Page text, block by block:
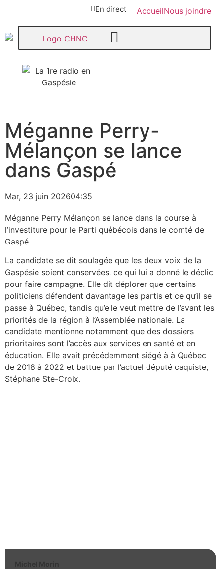
En direct AccueilNous joindre
Paspébiac
Méganne Perry-
Mélançon se lance
dans Gaspé
Michel Morin
Mar, 23 juin 202604:35
Méganne Perry Mélançon se lance dans la course à
l’investiture pour le Parti québécois dans le comté de
Gaspé.
La candidate se dit soulagée que les deux voix de la
Gaspésie soient conservées, ce qui lui a donné le déclic
pour faire campagne. Elle dit déplorer que certains
politiciens défendent davantage les partis et ce qu’il se
passe à Québec, tandis qu’elle veut mettre de l’avant les
priorités de la région à l’Assemblée nationale. La
candidate mentionne notamment que des dossiers
prioritaires sont l’accès aux services en santé et en
éducation. Elle avait précédemment siégé à à Québec
de 2018 à 2022 et battue par l’actuel député caquiste,
Stéphane Ste-Croix.